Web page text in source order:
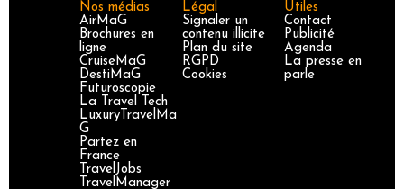
Nos médias
AirMaG
Brochures en
ligne
CruiseMaG
DestiMaG
Futuroscopie
La Travel Tech
LuxuryTravelMa
G
Partez en
France
TravelJobs
TravelManager
Légal
Signaler un
contenu illicite
Plan du site
RGPD
Cookies
Utiles
Contact
Publicité
Agenda
La presse en
parle